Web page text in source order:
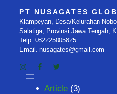
PT NUSAGATES
Klampeyan, Desa/Kelurahan
Salatiga, Provinsi Jawa Tengah,
Telp. 082225005825
Email. nusagates@gmail.com
Article (3)